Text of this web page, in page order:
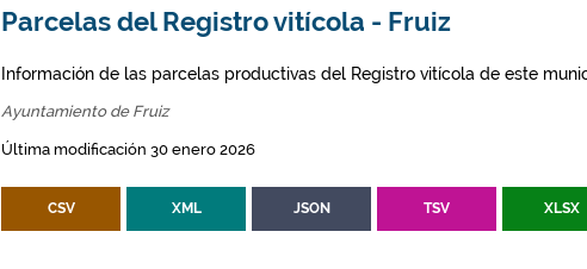
Parcelas del Registro vitícola - Fruiz
Información de las parcelas productivas del Registro vitícola de este
Ayuntamiento de Fruiz
Última modificación 30 enero 2026
CSV XML JSON TSV XLSX